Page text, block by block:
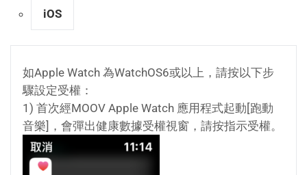
iOS
如Apple Watch 為WatchOS6或以上，請按以下步
驟設定受權：
1) 首次經MOOV Apple Watch 應用程式起動[跑動
音樂]，會彈出健康數據受權視窗，請按指示受權。